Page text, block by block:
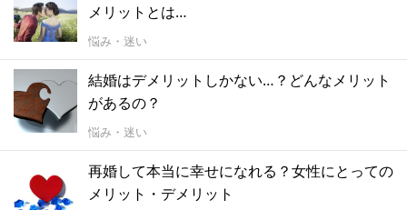
メリットとは…
悩み・迷い
結婚はデメリットしかない…？どんなメリット
があるの？
悩み・迷い
再婚して本当に幸せになれる？女性にとっての
メリット・デメリット